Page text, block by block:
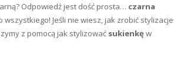
Odpowiedź jest dość prosta… czarna
wszystkiego! Jeśli nie wiesz, jak zrobić stylizacje
z pomocą jak stylizować sukienkę w